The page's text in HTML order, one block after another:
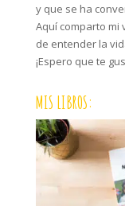
y que se ha
Aquí comparto mi
de entender la
¡Espero que te
MIS LIBROS: